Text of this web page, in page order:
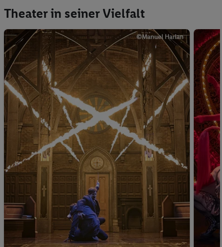
Theater in seiner Vielfalt